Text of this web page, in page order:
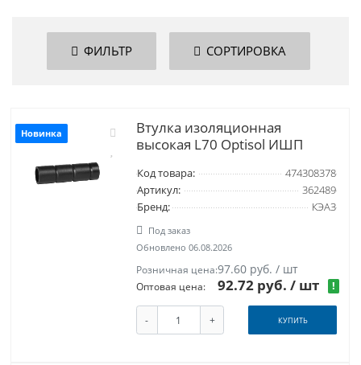
ФИЛЬТР СОРТИРОВКА
Новинка
Втулка изоляционная
высокая L70 Optisol ИШП
Код товара:
474308378
Артикул:
362489
Бренд:
КЭАЗ
Под заказ
Обновлено 06.08.2026
Розничная цена:97.60 руб. / шт
Оптовая цена: 92.72 руб./ шт !
- + КУПИТЬ